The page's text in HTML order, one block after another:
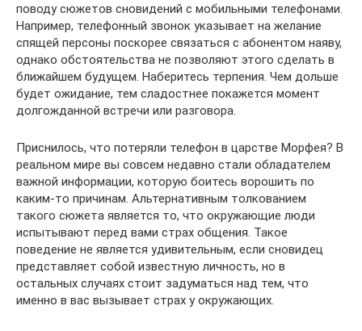
поводу сюжетов сновидений с мобильными телефонами.
Например, телефонный звонок указывает на желание
спящей персоны поскорее связаться с абонентом наяву,
однако обстоятельства не позволяют этого сделать в
ближайшем будущем. Наберитесь терпения. Чем дольше
будет ожидание, тем сладостнее покажется момент
долгожданной встречи или разговора.
Приснилось, что потеряли телефон в царстве Морфея? В
реальном мире вы совсем недавно стали обладателем
важной информации, которую боитесь ворошить по
каким-то причинам. Альтернативным толкованием
такого сюжета является то, что окружающие люди
испытывают перед вами страх общения. Такое
поведение не является удивительным, если сновидец
представляет собой известную личность, но в
остальных случаях стоит задуматься над тем, что
именно в вас вызывает страх у окружающих.